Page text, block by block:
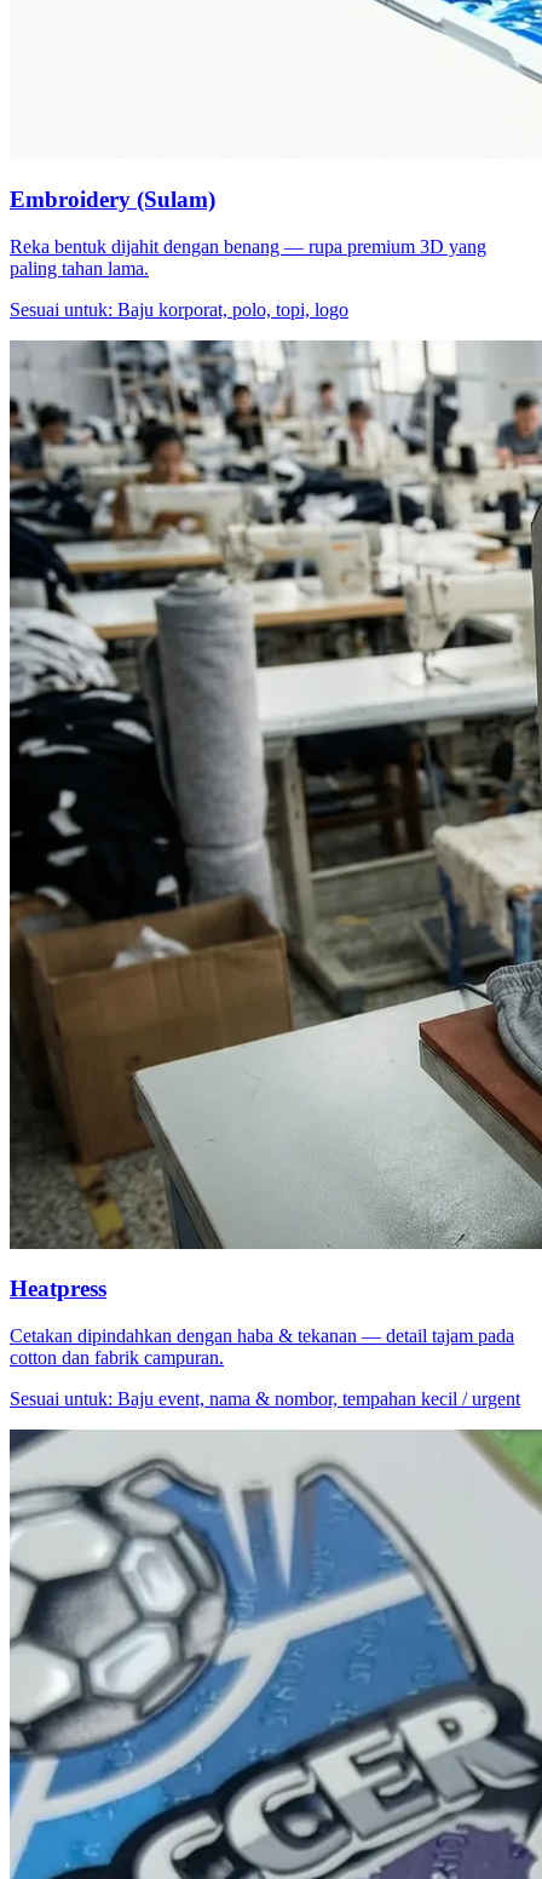
Embroidery (Sulam)
Reka bentuk dijahit dengan benang — rupa premium 3D yang
paling tahan lama.
Sesuai untuk: Baju korporat, polo, topi, logo
Heatpress
Cetakan dipindahkan dengan haba & tekanan — detail tajam pada
cotton dan fabrik campuran.
Sesuai untuk: Baju event, nama & nombor, tempahan kecil / urgent